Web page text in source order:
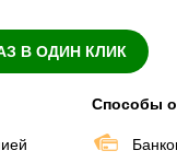
В ОДИН КЛИК
Способы